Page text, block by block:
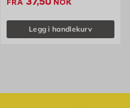
FRA
NOK
Legg i handlekurv